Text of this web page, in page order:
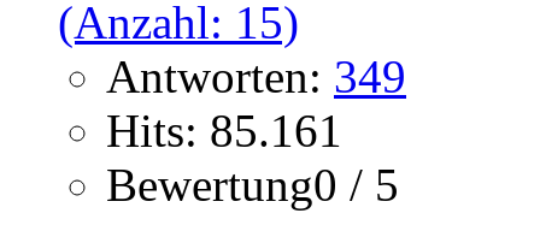
Antworten: 349
Hits: 85.161
Bewertung0 / 5